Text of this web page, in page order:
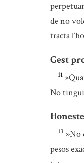
de no
tracta
Gest
11
No
13 »No
pesos